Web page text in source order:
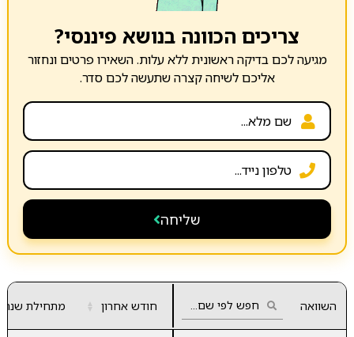
צריכים הכוונה בנושא פיננסי?
מגיעה לכם בדיקה ראשונית ללא עלות. השאירו פרטים ונחזור
אליכם לשיחה קצרה שתעשה לכם סדר.
שליחה
השוואה חודש אחרון ▲
▼ מתחילת שנה